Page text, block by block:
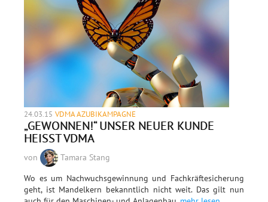
24.03.15 VDMA AZUBIKAMPAGNE
„GEWONNEN!“ UNSER NEUER KUNDE
HEISST VDMA
von
Tamara Stang
Wo es um Nachwuchsgewinnung und Fachkräftesicherung
geht, ist Mandelkern bekanntlich nicht weit. Das gilt nun